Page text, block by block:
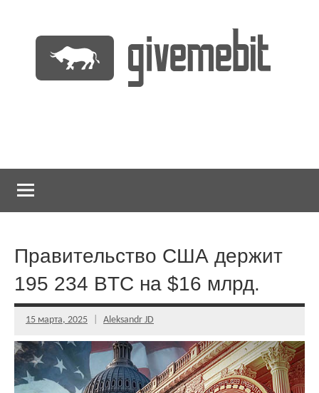
содержимому
Правительство США держит
195 234 BTC на $16 млрд.
15 марта, 2025 Aleksandr JD